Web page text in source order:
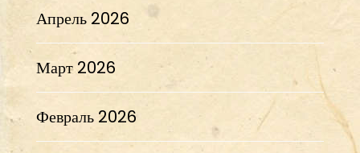
Апрель 2026
Март 2026
Февраль 2026